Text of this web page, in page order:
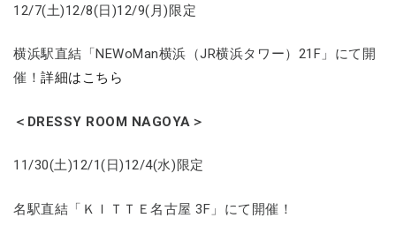
12/7(土)12/8(日)12/9(月)限定
横浜駅直結「NEWoMan横浜（JR横浜タワー）21F」にて開
催！詳細はこちら
＜DRESSY ROOM NAGOYA＞
11/30(土)12/1(日)12/4(水)限定
名駅直結「ＫＩＴＴＥ名古屋 3F」にて開催！